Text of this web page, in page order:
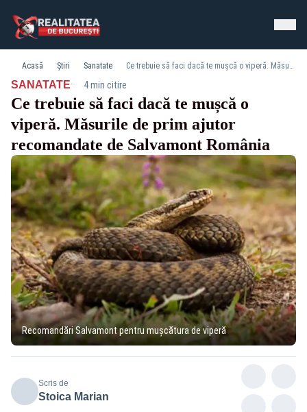
Acasă Știri Sanatate Ce trebuie să faci dacă te mușcă o viperă. Măsurile de prim ajutor recomandate de Salvamont România
SANATATE· 4 min citire
Ce trebuie să faci dacă te mușcă o
viperă. Măsurile de prim ajutor
recomandate de Salvamont România
Recomandări Salvamont pentru mușcătura de viperă
Scris de
Stoica Marian